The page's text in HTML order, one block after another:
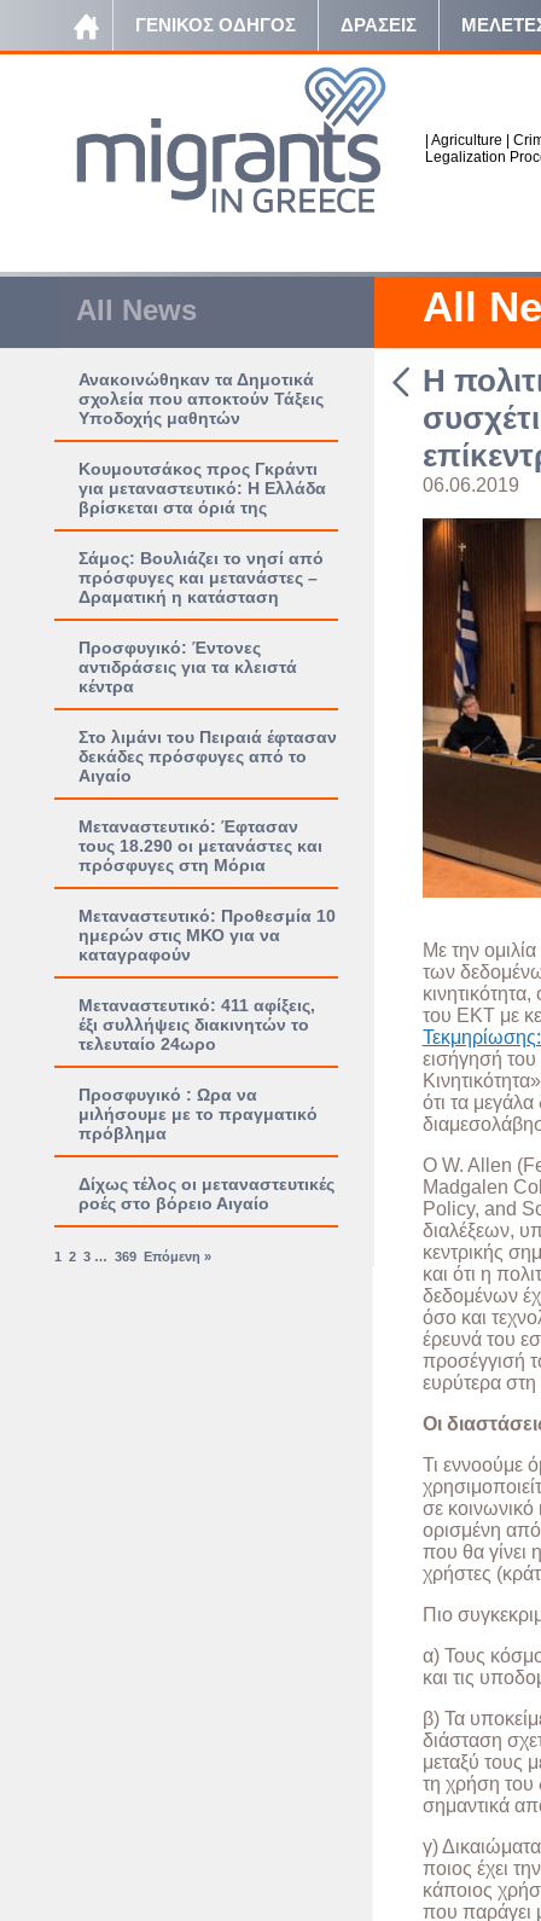
ΓΕΝΙΚΟΣ ΟΔΗΓΟΣ ΔΡΑΣΕΙΣ
Agriculture
Legalization
All News
Ανακοινώθηκαν τα Δημοτικά
σχολεία που αποκτούν Τάξεις
Υποδοχής μαθητών
Κουμουτσάκος προς Γκράντι
για μεταναστευτικό: Η Ελλάδα
βρίσκεται στα όριά της
Σάμος: Βουλιάζει το νησί από
πρόσφυγες και μετανάστες –
Δραματική η κατάσταση
Προσφυγικό: Έντονες
αντιδράσεις για τα κλειστά
κέντρα
Στο λιμάνι του Πειραιά έφτασαν
δεκάδες πρόσφυγες από το
Αιγαίο
Μεταναστευτικό: Έφτασαν
τους 18.290 οι μετανάστες και
πρόσφυγες στη Μόρια
Μεταναστευτικό: Προθεσμία 10
ημερών στις ΜΚΟ για να
καταγραφούν
Μεταναστευτικό: 411 αφίξεις,
έξι συλλήψεις διακινητών το
τελευταίο 24ωρο
Προσφυγικό : Ωρα να
μιλήσουμε με το πραγματικό
πρόβλημα
Δίχως τέλος οι μεταναστευτικές
ροές στο βόρειο Αιγαίο
1 2 3 … 369 Επόμενη »
All
Η
06.06.2019
Με την
των
του ΕΚΤ με
εισήγησή
ότι τα
Ο W. Allen
Madgalen
Policy, and
διαλέξεων,
κεντρικής
και ότι η
δεδομένων
όσο και
έρευνά του
προσέγγισή
ευρύτερα
Οι
Τι εννοούμε
σε κοινωνικό
ορισμένη
που θα γίνει
χρήστες
Πιο
α) Τους
και τις
β) Τα
διάσταση
μεταξύ τους
τη χρήση του
σημαντικά
γ)
ποιος έχει
κάποιος
που παράγει